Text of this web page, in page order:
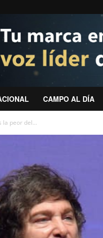
CAMPO AL DÍA
la peor del...